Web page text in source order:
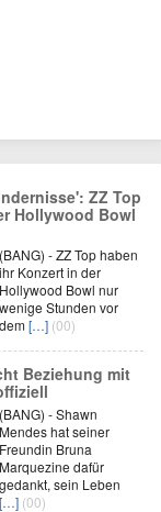
ZZ Top
Hollywood Bowl
(BANG) - ZZ Top haben
ihr Konzert in der
Hollywood Bowl nur
wenige Stunden vor
dem[…] (00)
Beziehung mit
(BANG) - Shawn
Mendes hat seiner
Freundin Bruna
Marquezine dafür
gedankt, sein Leben
[…] (00)